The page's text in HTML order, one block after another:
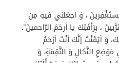
، وَ اجعَلني فيهِ مِن
، بِرَأفَتِكَ يا اَرحَمَ الرّاحمينَ”.
وَ أيْقَنْتُ إنَّكَ أنْتَ اَرْحَمُ
النَّكالِ وَ النَّقِمَةِ، وَ